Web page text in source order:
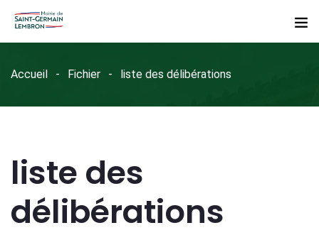
Accueil Fichier liste des délibérations
liste des
délibérations